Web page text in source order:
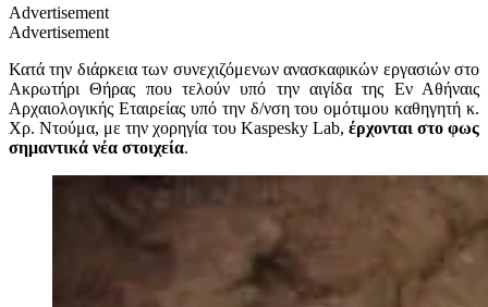
Advertisement
Advertisement
Κατά την διάρκεια των συνεχιζόμενων ανασκαφικών εργασιών στο
Ακρωτήρι Θήρας που τελούν υπό την αιγίδα της Εν Αθήναις
Αρχαιολογικής Εταιρείας υπό την δ/νση του ομότιμου καθηγητή κ.
Χρ. Ντούμα, με την χορηγία του Kaspesky Lab, έρχονται στο φως
σημαντικά νέα στοιχεία.